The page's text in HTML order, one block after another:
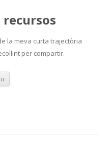
recursos
la meva curta trajectòria
per compartir.
Skip
content